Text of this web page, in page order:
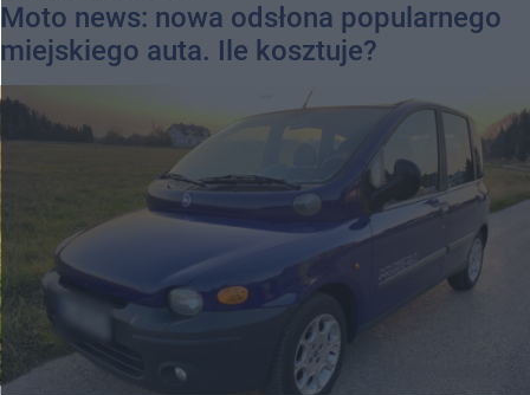
Moto news: nowa odsłona popularnego
miejskiego auta. Ile kosztuje?